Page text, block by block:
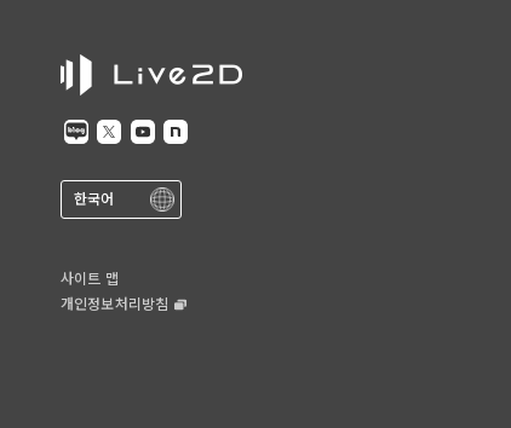
한국어
사이트 맵
개인정보처리방침